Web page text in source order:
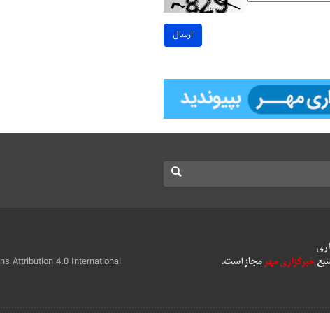
ارسال
Attribution 4.0 International